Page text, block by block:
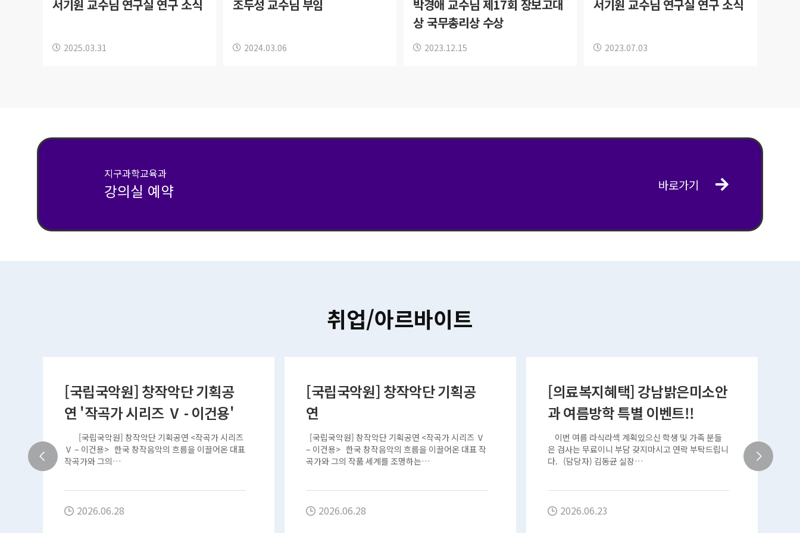
서기원 교수님 연구실 연구 소식
2025.03.31
조두성 교수님 부임
2024.03.06
박경애 교수님 제17회 장보고대
상 국무총리상 수상
2023.12.15
서기원 교수님 연구실 연구 소식
2023.07.03
지구과학교육과
강의실 예약 바로가기
취업/아르바이트
[국립국악원] 창작악단 기획공
연 '작곡가 시리즈 Ⅴ - 이건용'
2026.06.28
[국립국악원] 창작악단 기획공연 <작곡가 시리즈
Ⅴ – 이건용> 한국 창작음악의 흐름을 이끌어온 대표
작곡가와 그의…
[국립국악원] 창작악단 기획공
연
2026.06.28
[국립국악원] 창작악단 기획공연 <작곡가 시리즈 Ⅴ
– 이건용> 한국 창작음악의 흐름을 이끌어온 대표 작
곡가와 그의 작품 세계를 조명하는…
[의료복지혜택] 강남밝은미소안
과 여름방학 특별 이벤트!!
2026.06.23
이번 여름 라식라섹 계획있으신 학생 및 가족 분들
은 검사는 무료이니 부담 갖지마시고 연락 부탁드립니
다. (담당자) 김동균 실장…